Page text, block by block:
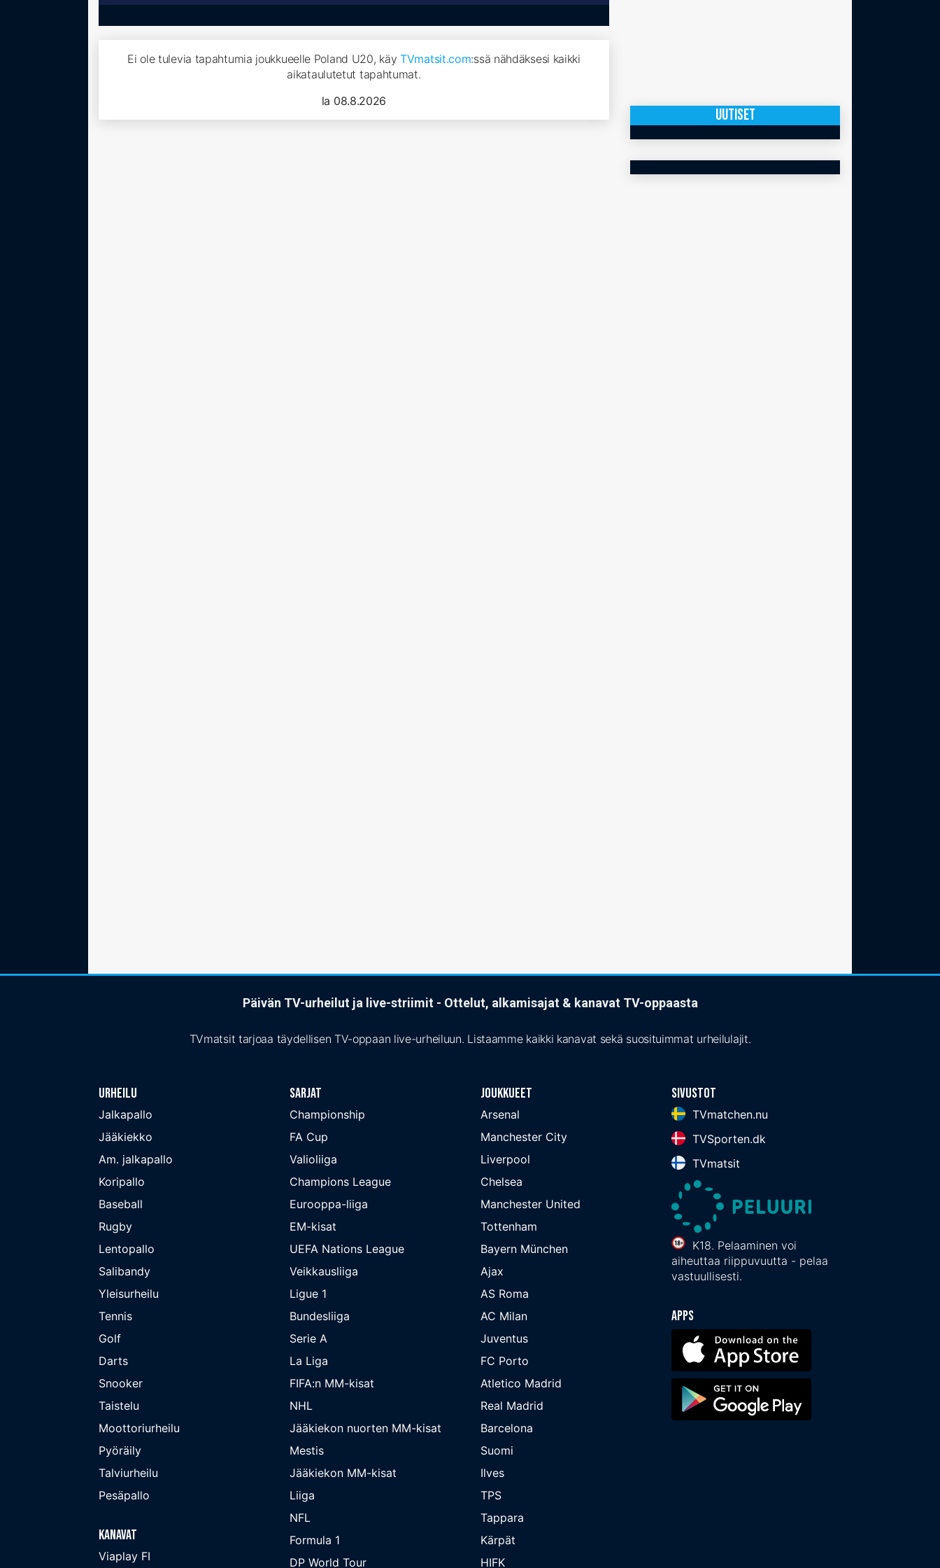
Ei ole tulevia tapahtumia joukkueelle Poland U20, käy TVmatsit.com:ssä nähdäksesi kaikki
aikataulutetut tapahtumat.
la 08.8.2026
UUTISET
Päivän TV-urheilut ja live-striimit - Ottelut, alkamisajat & kanavat TV-oppaasta
TVmatsit tarjoaa täydellisen TV-oppaan live-urheiluun. Listaamme kaikki kanavat sekä suosituimmat urheilulajit.
Urheilu
Jalkapallo
Jääkiekko
Am. jalkapallo
Koripallo
Baseball
Rugby
Lentopallo
Salibandy
Yleisurheilu
Tennis
Golf
Darts
Snooker
Taistelu
Moottoriurheilu
Pyöräily
Talviurheilu
Pesäpallo
Kanavat
Viaplay FI
Sarjat
Championship
FA Cup
Valioliiga
Champions League
Eurooppa-liiga
EM-kisat
UEFA Nations League
Veikkausliiga
Ligue 1
Bundesliiga
Serie A
La Liga
FIFA:n MM-kisat
NHL
Jääkiekon nuorten MM-kisat
Mestis
Jääkiekon MM-kisat
Liiga
NFL
Formula 1
DP World Tour
Joukkueet
Arsenal
Manchester City
Liverpool
Chelsea
Manchester United
Tottenham
Bayern München
Ajax
AS Roma
AC Milan
Juventus
FC Porto
Atletico Madrid
Real Madrid
Barcelona
Suomi
Ilves
TPS
Tappara
Kärpät
HIFK
Sivustot
TVmatchen.nu
TVSporten.dk
TVmatsit
K18. Pelaaminen voi
aiheuttaa riippuvuutta - pelaa
vastuullisesti.
Apps